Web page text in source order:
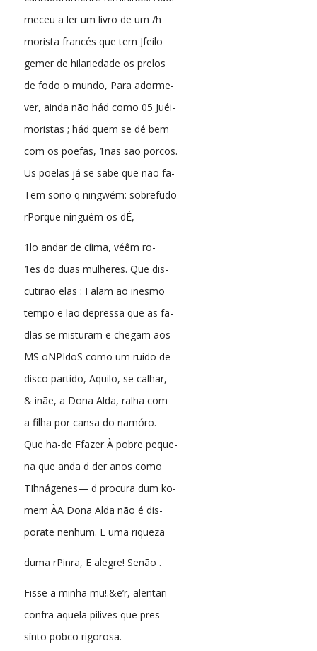
meceu a ler um livro de um /h
morista francés que tem Jfeilo
gemer de hilariedade os prelos
de fodo o mundo, Para adorme-
ver, ainda não hád como 05 Juéi-
moristas ; hád quem se dé bem
com os poefas, 1nas são porcos.
Us poelas já se sabe que não fa-
Tem sono q ningwém: sobrefudo
rPorque ninguém os dÉ,
1lo andar de cíima, véêm ro-
1es do duas mulheres. Que dis-
cutirão elas : Falam ao inesmo
tempo e lão depressa que as fa-
dlas se misturam e chegam aos
MS oNPIdoS como um ruido de
disco partido, Aquilo, se calhar,
& inãe, a Dona Alda, ralha com
a filha por cansa do namóro.
Que ha-de Ffazer À pobre peque-
na que anda d der anos como
TIhnágenes— d procura dum ko-
mem ÀA Dona Alda não é dis-
porate nenhum. E uma riqueza
duma rPinra, E alegre! Senão .
Fisse a minha mu!.&e’r, alentari
confra aquela pilives que pres-
sínto pobco rigorosa.